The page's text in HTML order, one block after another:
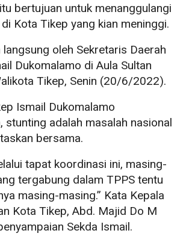
bertujuan untuk menanggulangi
Kota Tikep yang kian meninggi.
oleh Sekretaris Daerah
Dukomalamo di Aula Sultan
Tikep, Senin (20/6/2022).
Ismail Dukomalamo
stunting adalah masalah nasional
bersama.
tapat koordinasi ini, masing-
tergabung dalam TPPS tentu
masing-masing.” Kata Kepala
Kota Tikep, Abd. Majid Do M
Sekda Ismail.